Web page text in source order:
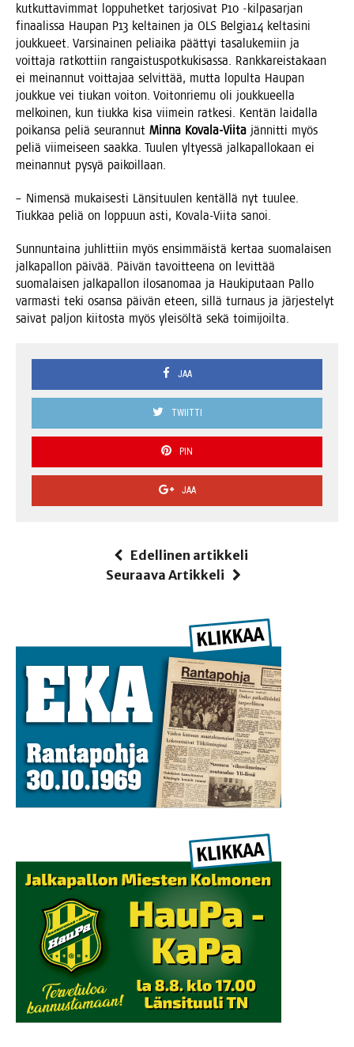
kut­kut­ta­vim­mat lop­pu­het­ket tar­jo­si­vat P10 ‑kil­pa­sar­jan
finaa­lis­sa Hau­pan P13 kel­tai­nen ja OLS Belgia14 kel­ta­si­ni
jouk­ku­eet. Var­si­nai­nen peliai­ka päät­tyi tasa­lu­ke­miin ja
voit­ta­ja rat­kot­tiin ran­gais­tus­pot­ku­ki­sas­sa. Rank­ka­reis­ta­kaan
ei mei­nan­nut voit­ta­jaa sel­vit­tää, mut­ta lopul­ta Hau­pan
jouk­kue vei tiu­kan voi­ton. Voi­ton­rie­mu oli jouk­ku­eel­la
mel­koi­nen, kun tiuk­ka kisa vii­mein rat­ke­si. Ken­tän lai­dal­la
poi­kan­sa peliä seu­ran­nut Min­na Kova­la-Vii­ta jän­nit­ti myös
peliä vii­mei­seen saak­ka. Tuu­len yltyes­sä jal­ka­pal­lo­kaan ei
mei­nan­nut pysyä paikoillaan.
– Nimen­sä mukai­ses­ti Län­si­tuu­len ken­täl­lä nyt tuu­lee.
Tiuk­kaa peliä on lop­puun asti, Kova­la-Vii­ta sanoi.
Sun­nun­tai­na juh­lit­tiin myös ensim­mäis­tä ker­taa suo­ma­lai­sen
jal­ka­pal­lon päi­vää. Päi­vän tavoit­tee­na on levit­tää
suo­ma­lai­sen jal­ka­pal­lon ilo­sa­no­maa ja Hau­ki­pu­taan Pal­lo
var­mas­ti teki osan­sa päi­vän eteen, sil­lä tur­naus ja jär­jes­te­lyt
sai­vat pal­jon kii­tos­ta myös ylei­söl­tä sekä toimijoilta.
JAA
TWIITTI
PIN
JAA
Edellinen artikkeli
Seuraava Artikkeli